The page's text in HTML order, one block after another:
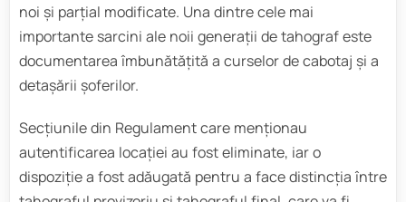
noi și parțial modificate. Una dintre cele mai
importante sarcini ale noii generații de tahograf este
documentarea îmbunătățită a curselor de cabotaj și a
detașării șoferilor.
Secțiunile din Regulament care menționau
autentificarea locației au fost eliminate, iar o
dispoziție a fost adăugată pentru a face distincția între